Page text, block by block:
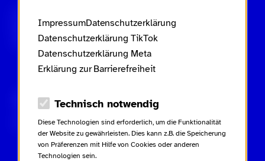
Gebärdensprache Leichte Sprache
Inhaltsverzeichnis
ImpressumDatenschutzerklärung
Datenschutzerklärung TikTok
Datenschutzerklärung Meta
Erklärung zur Barrierefreiheit
Datenschutz-Optionen
Technisch notwendig
Diese Technologien sind erforderlich, um die Funktionalität
der Website zu gewährleisten. Dies kann z.B. die Speicherung
von Präferenzen mit Hilfe von Cookies oder anderen
Technologien sein.